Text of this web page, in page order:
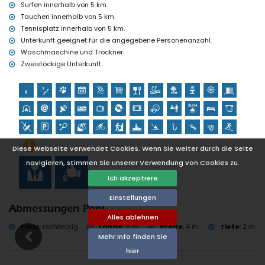
Diese Webseite verwendet Cookies. Wenn Sie weiter durch die Seite
navigieren, stimmen Sie unserer Verwendung von Cookies zu.
Ich akzeptiere
Einstellungen
Alles ablehnen
Mehr Info finden Sie
hier
Surfen innerhalb von 5 km.
Tauchen innerhalb von 5 km.
Tennisplatz innerhalb von 5 km.
Unterkunft geeignet für die angegebene Personenanzahl.
Waschmaschine und Trockner
Zweistöckige Unterkunft.
Abmessungen Pool
Form: rechteckig Länge:8 m. Breite: 4 m. Tiefe: 2 m.